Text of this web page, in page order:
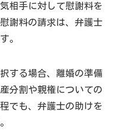
相手に対して慰謝料を
謝料の請求は、弁護士
。
する場合、離婚の準備
分割や親権についての
でも、弁護士の助けを